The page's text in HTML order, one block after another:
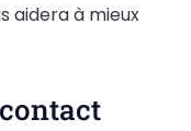
aidera à mieux